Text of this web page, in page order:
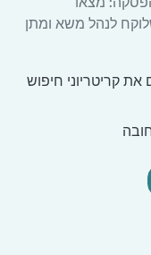
לנהל משא ומתן
קריטריוני חיפוש